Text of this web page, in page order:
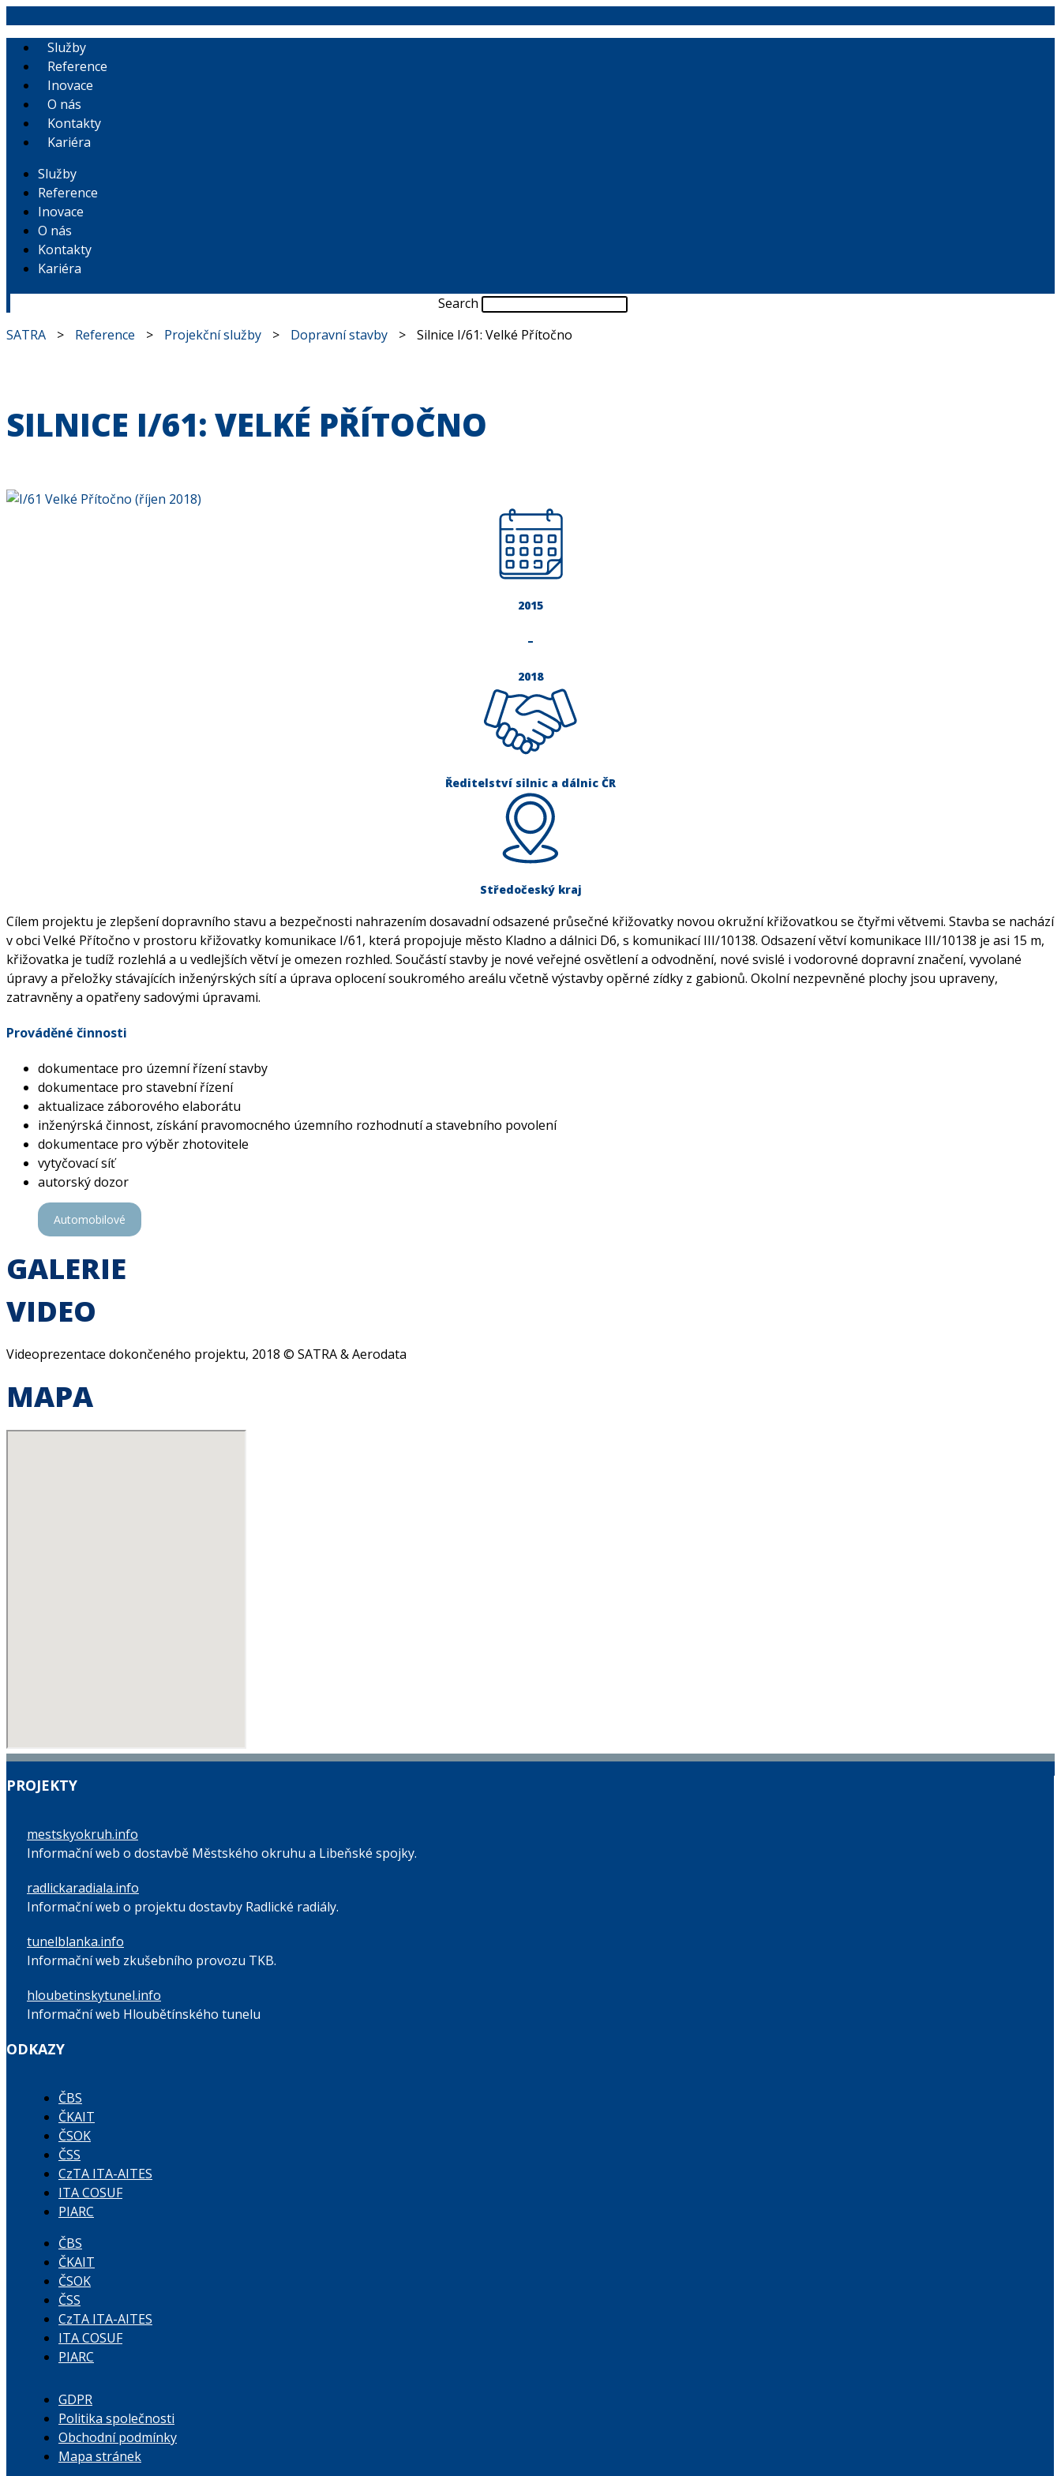
k
obsahuSlužby
Reference
Inovace
O nás
Kontakty
Kariéra
Služby
Reference
Inovace
O nás
Kontakty
Kariéra
Search
SATRA
> Reference > Projekční služby > Dopravní stavby > Silnice I/61: Velké Přítočno
SILNICE I/61: VELKÉ PŘÍTOČNO
2015
–
2018
Ředitelství silnic a dálnic ČR
Středočeský kraj
Cílem projektu je zlepšení dopravního stavu a bezpečnosti nahrazením dosavadní odsazené průsečné křižovatky novou okružní křižovatkou se čtyřmi větvemi. Stavba se nachází
v obci Velké Přítočno v prostoru křižovatky komunikace I/61, která propojuje město Kladno a dálnici D6, s komunikací III/10138. Odsazení větví komunikace III/10138 je asi 15 m,
křižovatka je tudíž rozlehlá a u vedlejších větví je omezen rozhled. Součástí stavby je nové veřejné osvětlení a odvodnění, nové svislé i vodorovné dopravní značení, vyvolané
úpravy a přeložky stávajících inženýrských sítí a úprava oplocení soukromého areálu včetně výstavby opěrné zídky z gabionů. Okolní nezpevněné plochy jsou upraveny,
zatravněny a opatřeny sadovými úpravami.
Prováděné činnosti
dokumentace pro územní řízení stavby
dokumentace pro stavební řízení
aktualizace záborového elaborátu
inženýrská činnost, získání pravomocného územního rozhodnutí a stavebního povolení
dokumentace pro výběr zhotovitele
vytyčovací síť
autorský dozor
Automobilové
GALERIE
VIDEO
Videoprezentace dokončeného projektu, 2018 © SATRA & Aerodata
MAPA
PROJEKTY
mestskyokruh.info
Informační web o dostavbě Městského okruhu a Libeňské spojky.
radlickaradiala.info
Informační web o projektu dostavby Radlické radiály.
tunelblanka.info
Informační web zkušebního provozu TKB.
hloubetinskytunel.info
Informační web Hloubětínského tunelu
ODKAZY
ČBS
ČKAIT
ČSOK
ČSS
CzTA ITA-AITES
ITA COSUF
PIARC
ČBS
ČKAIT
ČSOK
ČSS
CzTA ITA-AITES
ITA COSUF
PIARC
GDPR
Politika společnosti
Obchodní podmínky
Mapa stránek